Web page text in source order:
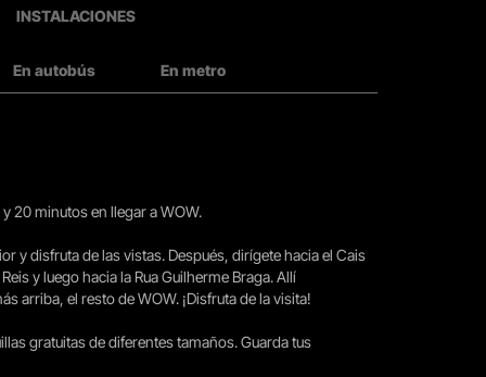
INSTALACIONES
En autobús En metro
20 minutos en llegar a WOW.
y disfruta de las vistas. Después, dirígete hacia el Cais
y luego hacia la Rua Guilherme Braga. Allí
arriba, el resto de WOW. ¡Disfruta de la visita!
gratuitas de diferentes tamaños. Guarda tus